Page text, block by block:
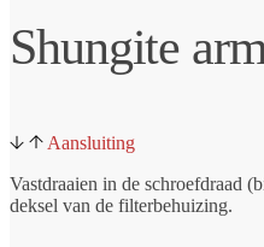
Shungite
Aansluiting
Vastdraaien in de schroefdraad
deksel van de filterbehuizing.